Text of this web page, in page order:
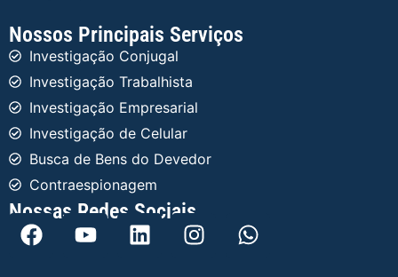
Nossos Principais Serviços
Investigação Conjugal
Investigação Trabalhista
Investigação Empresarial
Investigação de Celular
Busca de Bens do Devedor
Contraespionagem
Nossas Redes Sociais